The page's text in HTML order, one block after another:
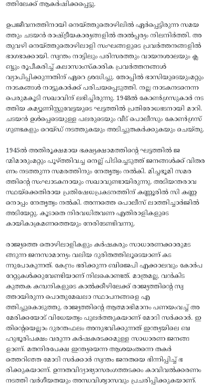
ത്തിലേക്ക് ആകർഷിക്കപ്പെട്ടു.
ഉപജീവനത്തിനായി നെയ്ത്തുതൊഴിലിൽ ഏർപ്പെട്ടിരുന്ന സമയ
ത്തും ചടയൻ രാഷ്ട്രീയകാര്യങ്ങളിൽ താൽപ്പര്യം നിലനിർത്തി. അ
തുവഴി നെയ്ത്തുതൊഴിലാളി സംഘങ്ങളുടെ പ്രവർത്തനങ്ങളിൽ
ഭാഗഭാക്കായി. സ്വന്തം നാട്ടിലും പരിസരത്തും വായനശാലയും ക്ല
ബ്ബും രൂപീകരിച്ച്‌ കലാസാംസ്കാരിക പ്രവർത്തനങ്ങൾ
വ്യാപിപ്പിക്കുന്നതിന് ഏറെ ശ്രദ്ധിച്ചു. തോപ്പിൽ ഭാസിയുടെയുംമറ്റും
നാടകങ്ങൾ നാട്ടുകാർക്ക് പരിചയപ്പെടുത്തി. നല്ല നാടകനടനെന്ന
പെരുമകൂടി സഖാവിന് ലഭിച്ചിരുന്നു. 1948ൽ കോൺഗ്രസുകാർ നട
ത്തിയ കമ്യൂണിസ്റ്റുവേട്ടയുടെ ഘട്ടത്തിൽ പ്രതിരോധഭടനായി മാറി.
ചടയൻ ഉൾപ്പെടെയുള്ള പലരുടെയും വീട് പൊലീസും കോൺഗ്രസ്
ഗുണ്ടകളും റെയ്ഡ് നടത്തുകയും അടിച്ചുതകർക്കുകയും ചെയ്തു.
1945ൽ അതിരൂക്ഷമായ ഭക്ഷ്യക്ഷാമത്തിന്റെ ഘട്ടത്തിൽ ജ
ന്മിമാരുംമറ്റും പൂഴ്ത്തിവച്ച നെല്ല് പിടിച്ചെടുത്ത് ജനങ്ങൾക്ക് വിതര
ണം നടത്തുന്ന സമരത്തിനും നേതൃത്വം നൽകി. മിച്ചഭൂമി സമര
ത്തിന്റെ സംഘാടകനായും സഖാവുണ്ടായിരുന്നു. അടിയന്തരാവ
സ്ഥയ്‌ക്കെതിരായ പ്രതിഷേധപ്രകടനത്തിന് കണ്ണൂരിൽ സി കണ്ണ
നൊപ്പം നേതൃത്വം നൽകി. അന്നത്തെ പൊലീസ് ലാത്തിച്ചാർജിൽ
അടിയേറ്റു. കൂടാതെ നിരവധിതവണ എതിരാളികളുടെ
കായികാക്രമണത്തെയും നേരിടേണ്ടിവന്നു.
രാജ്യത്തെ തൊഴിലാളികളും കർഷകരും സാധാരണക്കാരുമട
ങ്ങുന്ന ജനസാമാന്യം വലിയ ദുരിതത്തിലൂടെയാണ്‌ കട
ന്നുപോകുന്നത്‌. കേന്ദ്രം ഭരിക്കുന്ന ബിജെപി എക്കാലവും കോർപ
റേറ്റുകൾക്കുവേണ്ടിയാണ്‌ നിലകൊണ്ടത്‌. മാത്രമല്ല, വൻകിട
കുത്തക കമ്പനികളുടെ കാൽക്കീഴിലേക്ക്‌ രാജ്യത്തിന്റെ സ്വ
ത്തായിരുന്ന പൊതുമേഖലാ സ്ഥാപനങ്ങളെ എ
ത്തിച്ചുകൊടുത്തു. രാജ്യത്തിന്റെ ആത്മാഭിമാനം പണയംവച്ച്‌ അ
മേരിക്കയോട്‌ വിധേയത്വം പുലർത്തുകയാണ്‌ മോദി സർക്കാർ. ഇ
തിന്റെയെല്ലാം ദുരന്തഫലം അനുഭവിക്കുന്നത്‌ ഇന്ത്യയിലെ ബ
ഹുഭൂരിപക്ഷം വരുന്ന കർഷകരടക്കമുള്ള സാധാരണ ജനങ്ങ
ളാണ്‌. മതനിരപേക്ഷ ഇന്ത്യയെന്ന ആശയംതന്നെ തകർ
ത്തെറിഞ്ഞ മോദി സർക്കാർ സ്വന്തം ജനതയെ ഭിന്നിപ്പിച്ച്‌ ഭ
രിക്കുകയാണ്‌. ഉന്നതവിദ്യാഭ്യാസരംഗത്തടക്കം കാവിവൽക്കരണം
നടത്തി വർഗീയതയും അന്ധവിശ്വാസവും പ്രചരിപ്പിക്കുകയാണ്‌.